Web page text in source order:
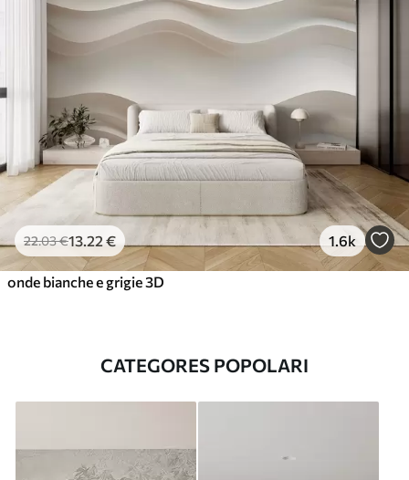
22.03€13 .22 € 1.6k
onde bianche e grigie 3D
CATEGORES POPOLARI